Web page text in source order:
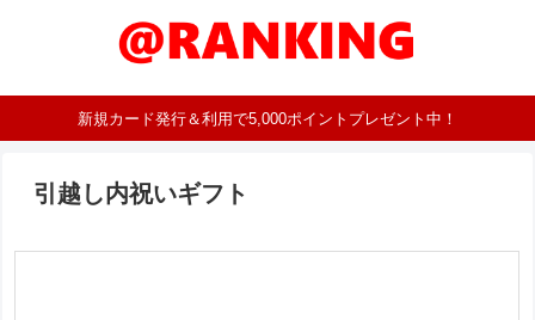
新規カード発行＆利用で5,000ポイントプレゼント中！
引越し内祝いギフト